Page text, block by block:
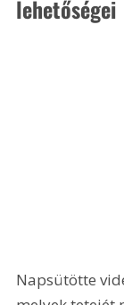
lehetőségei
Napsütötte